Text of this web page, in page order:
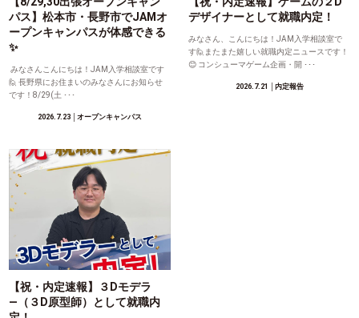
パス】松本市・長野市でJAMオ
ープンキャンパスが体感できる
✨
みなさんこんにちは！JAM入学相談室です
🙋 長野県にお住まいのみなさんにお知らせ
です！8/29(土 ･･･
2026.7.23 │オープンキャンパス
デザイナーとして就職内定！
みなさん、こんにちは！JAM入学相談室で
す🙋またまた嬉しい就職内定ニュースです！
😊 コンシューマゲーム企画・開 ･･･
2026.7.21 │内定報告
【祝・内定速報】３Dモデラ
―（３D原型師）として就職内